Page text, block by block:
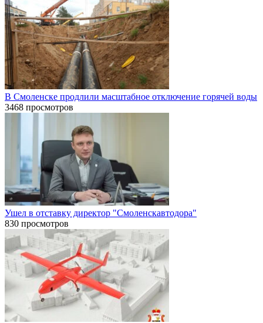
В Смоленске продлили масштабное отключение горячей воды
3468 просмотров
Ушел в отставку директор "Смоленскавтодора"
830 просмотров